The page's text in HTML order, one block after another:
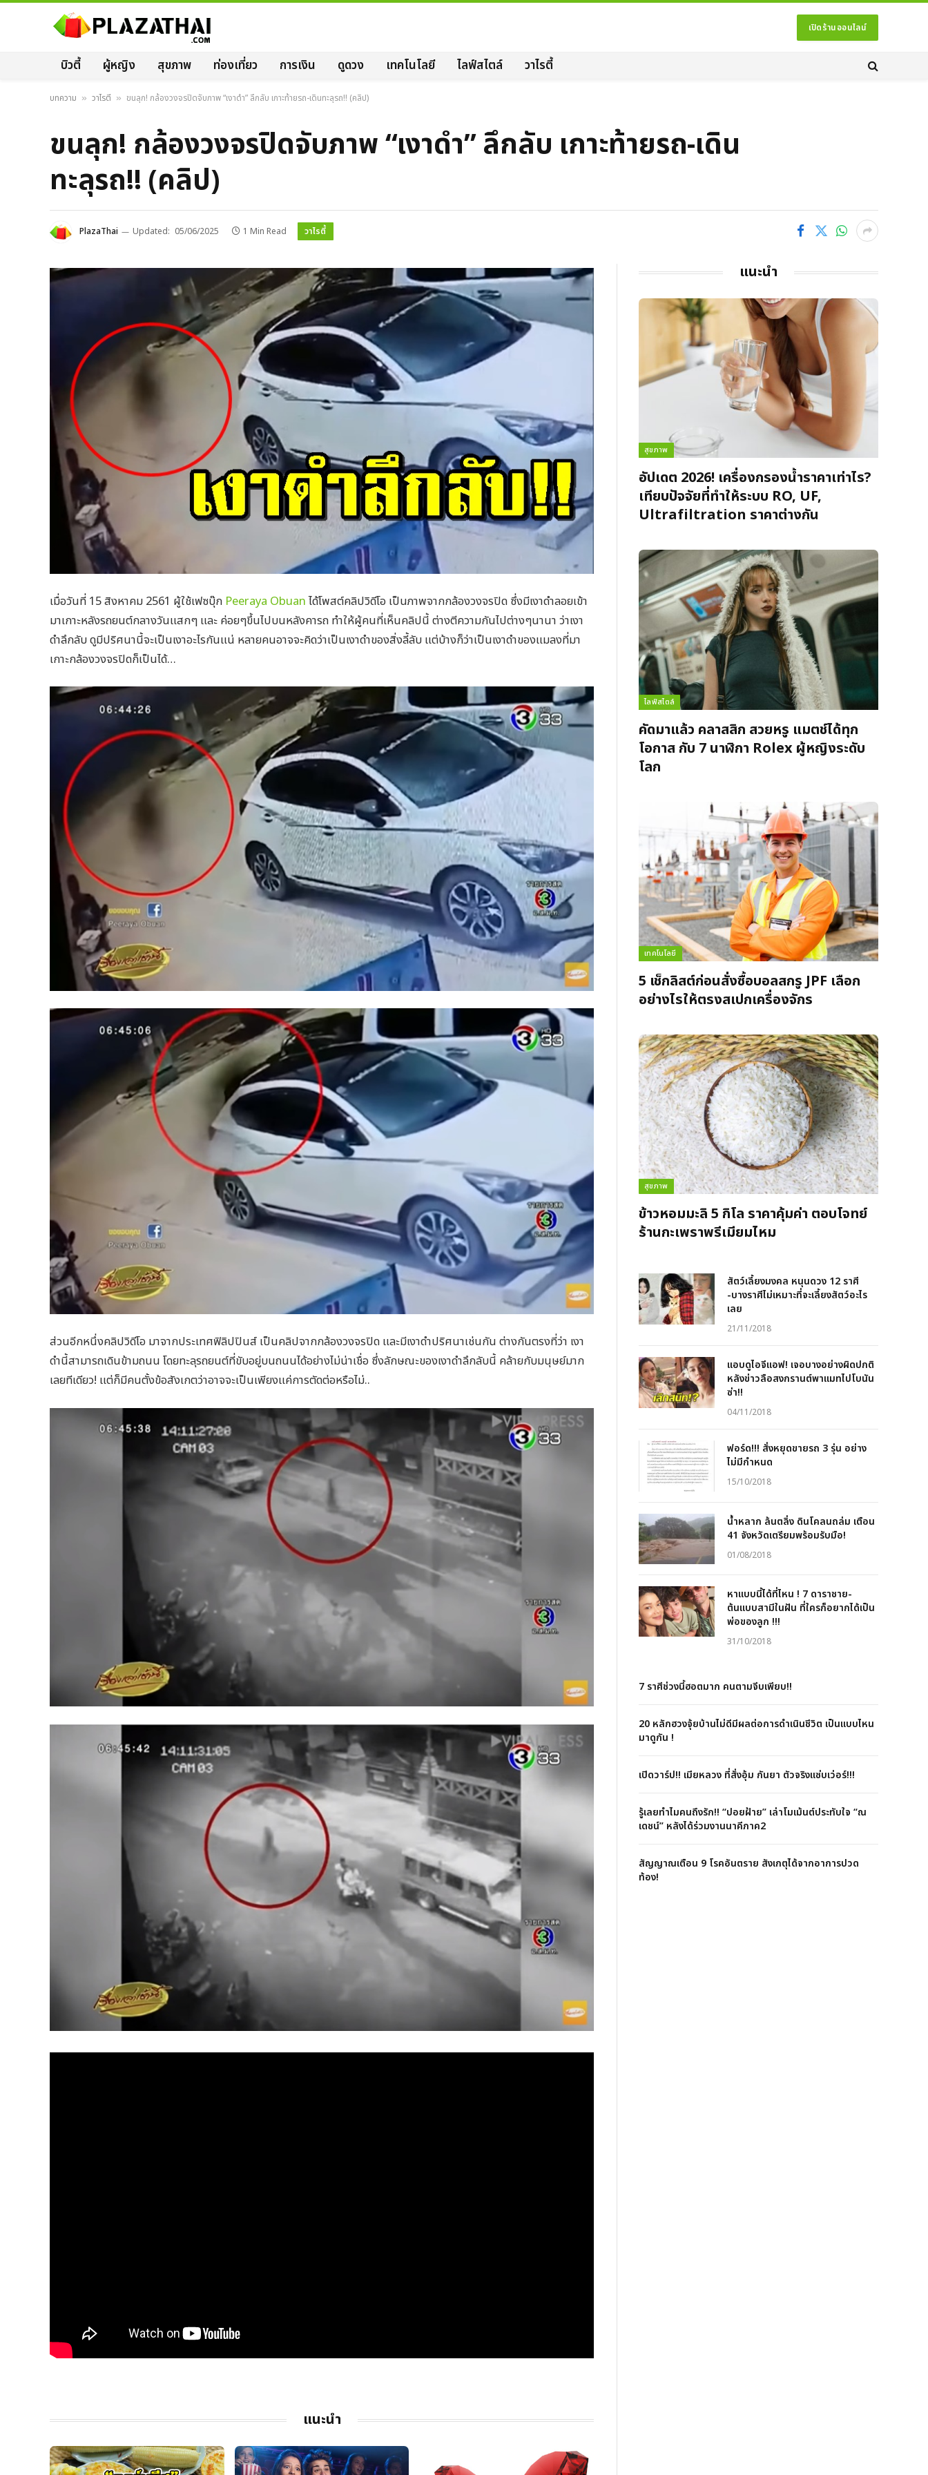
เปิดร้านออนไลน์
บิวตี้ ผู้หญิง สุขภาพ ท่องเที่ยว การเงิน ดูดวง เทคโนโลยี ไลฟ์สไตล์ วาไรตี้
บทความ » วาไรตี้ » ขนลุก! กล้องวงจรปิดจับภาพ “เงาดำ” ลึกลับ เกาะท้ายรถ-เดินทะลุรถ!! (คลิป)
ขนลุก! กล้องวงจรปิดจับภาพ “เงาดำ” ลึกลับ เกาะท้ายรถ-เดิน
ทะลุรถ!! (คลิป)
PlazaThai Updated: 05/06/2025 1 Min Read วาไรตี้
เมื่อวันที่ 15 สิงหาคม 2561 ผู้ใช้เฟซบุ๊ก Peeraya Obuanได้โพสต์คลิปวิดีโอ เป็นภาพจากกล้องวงจรปิด ซึ่งมีเงาดำลอยเข้า
มาเกาะหลังรถยนต์กลางวันแสกๆ และ ค่อยๆขึ้นไปบนหลังคารถ ทำให้ผู้คนที่เห็นคลิปนี้ ต่างตีความกันไปต่างๆนานา ว่าเงา
ดำลึกลับ ดูมีปริศนานี้จะเป็นเงาอะไรกันแน่ หลายคนอาจจะคิดว่าเป็นเงาดำของสิ่งลี้ลับ แต่บ้างก็ว่าเป็นเงาดำของแมลงที่มา
เกาะกล้องวงจรปิดก็เป็นได้…
ส่วนอีกหนึ่งคลิปวิดีโอ มาจากประเทศฟิลิปปินส์ เป็นคลิปจากกล้องวงจรปิด และมีเงาดำปริศนาเช่นกัน ต่างกันตรงที่ว่า เงา
ดำนี้สามารถเดินข้ามถนน โดยทะลุรถยนต์ที่ขับอยู่บนถนนได้อย่างไม่น่าเชื่อ ซึ่งลักษณะของเงาดำลึกลับนี้ คล้ายกับมนุษย์มาก
เลยทีเดียว! แต่ก็มีคนตั้งข้อสังเกตว่าอาจจะเป็นเพียงแค่การตัดต่อหรือไม่..
แนะนำ
แนะนำ
สุขภาพ
อัปเดต 2026! เครื่องกรองน้ำราคาเท่าไร?
เทียบปัจจัยที่ทำให้ระบบ RO, UF,
Ultrafiltration ราคาต่างกัน
ไลฟ์สไตล์
คัดมาแล้ว คลาสสิก สวยหรู แมตช์ได้ทุก
โอกาส กับ 7 นาฬิกา Rolex ผู้หญิงระดับ
โลก
เทคโนโลยี
5 เช็กลิสต์ก่อนสั่งซื้อบอลสกรู JPF เลือก
อย่างไรให้ตรงสเปกเครื่องจักร
สุขภาพ
ข้าวหอมมะลิ 5 กิโล ราคาคุ้มค่า ตอบโจทย์
ร้านกะเพราพรีเมียมไหม
สัตว์เลี้ยงมงคล หนุนดวง 12 ราศี
-บางราศีไม่เหมาะที่จะเลี้ยงสัตว์อะไร
เลย
21/11/2018
แอบดูไอจีแอฟ! เจอบางอย่างผิดปกติ
หลังข่าวลือสงกรานต์พาแมทไปโบนัน
ซ่า!!
04/11/2018
ฟอร์ด!!! สั่งหยุดขายรถ 3 รุ่น อย่าง
ไม่มีกำหนด
15/10/2018
น้ำหลาก ล้นตลิ่ง ดินโคลนถล่ม เตือน
41 จังหวัดเตรียมพร้อมรับมือ!
01/08/2018
หาแบบนี้ได้ที่ไหน ! 7 ดาราชาย-
ต้นแบบสามีในฝัน ที่ใครก็อยากได้เป็น
พ่อของลูก !!!
31/10/2018
7 ราศีช่วงนี้ฮอตมาก คนตามจีบเพียบ!!
20 หลักฮวงจุ้ยบ้านไม่ดีมีผลต่อการดำเนินชีวิต เป็นแบบไหน
มาดูกัน !
เปิดวาร์ป!! เมียหลวง ที่สั่งอุ้ม กันยา ตัวจริงแซ่บเว่อร์!!!
รู้เลยทำไมคนถึงรัก!! “ปอยฝ้าย” เล่าโมเม้นต์ประทับใจ “ณ
เดชน์” หลังได้ร่วมงานนาคีภาค2
สัญญาณเตือน 9 โรคอันตราย สังเกตุได้จากอาการปวด
ท้อง!